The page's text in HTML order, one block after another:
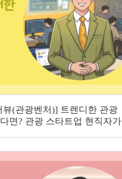
(관광벤처)] 트렌디한 관광
면? 관광 스타트업 현직자가